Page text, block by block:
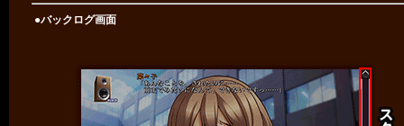
●バックログ画面